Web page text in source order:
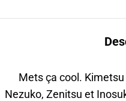
Mets ça cool. Kimetsu
Nezuko, Zenitsu et